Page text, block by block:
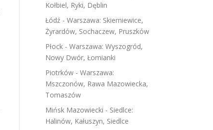
Kołbiel, Ryki, Dęblin
Łódź - Warszawa: Skierniewice,
Żyrardów, Sochaczew, Pruszków
Płock - Warszawa: Wyszogród,
Nowy Dwór, Łomianki
Piotrków - Warszawa:
Mszczonów, Rawa Mazowiecka,
Tomaszów
Mińsk Mazowiecki - Siedlce:
Halinów, Kałuszyn, Siedlce